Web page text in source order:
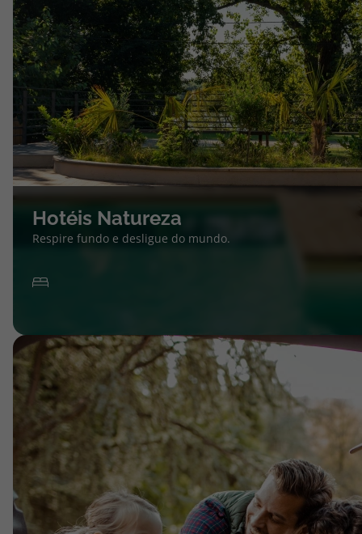
Hotéis Natureza
Respire fundo e desligue do mundo.